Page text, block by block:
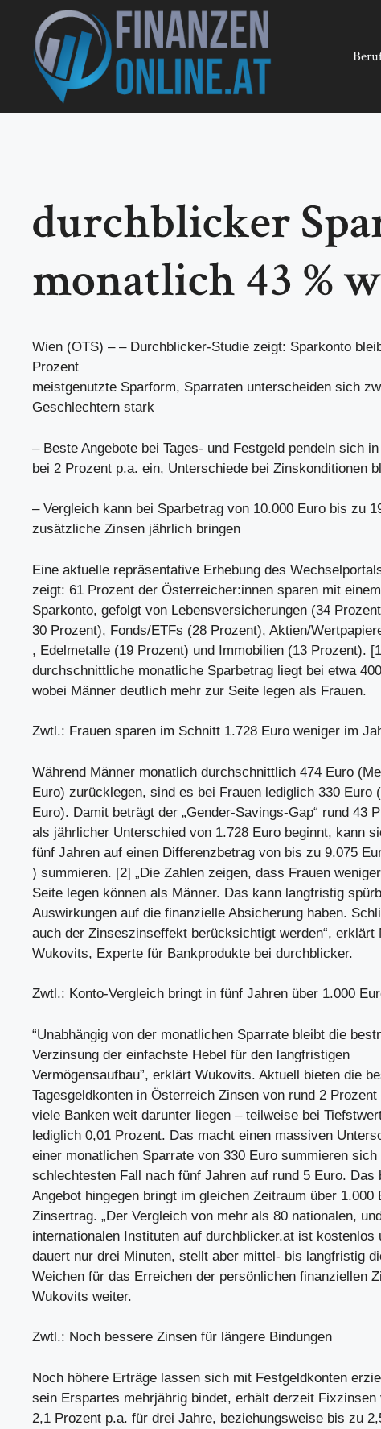
springen
durchblicker
monatlich 43 %
Wien (OTS) – – Durchblicker-Studie zeigt: Sparkonto
Prozent
meistgenutzte Sparform, Sparraten unterscheiden sich
Geschlechtern stark
– Beste Angebote bei Tages- und Festgeld pendeln sich
bei 2 Prozent p.a. ein, Unterschiede bei Zinskonditionen
– Vergleich kann bei Sparbetrag von 10.000 Euro bis zu
zusätzliche Zinsen jährlich bringen
Eine aktuelle repräsentative Erhebung des
zeigt: 61 Prozent der Österreicher:innen sparen mit
Sparkonto, gefolgt von Lebensversicherungen (34
30 Prozent), Fonds/ETFs (28 Prozent), Aktien/
, Edelmetalle (19 Prozent) und Immobilien (13 Prozent).
durchschnittliche monatliche Sparbetrag liegt bei etwa
wobei Männer deutlich mehr zur Seite legen als Frauen.
Zwtl.: Frauen sparen im Schnitt 1.728 Euro weniger im
Während Männer monatlich durchschnittlich 474 Euro
Euro) zurücklegen, sind es bei Frauen lediglich 330 Euro
Euro). Damit beträgt der „Gender-Savings-Gap“ rund 43
als jährlicher Unterschied von 1.728 Euro beginnt, kann
fünf Jahren auf einen Differenzbetrag von bis zu 9.075
) summieren. [2] „Die Zahlen zeigen, dass Frauen
Seite legen können als Männer. Das kann langfristig
Auswirkungen auf die finanzielle Absicherung haben.
auch der Zinseszinseffekt berücksichtigt werden“, erklärt
Wukovits, Experte für Bankprodukte bei durchblicker.
Zwtl.: Konto-Vergleich bringt in fünf Jahren über 1.000
“Unabhängig von der monatlichen Sparrate bleibt die
Verzinsung der einfachste Hebel für den langfristigen
Vermögensaufbau”, erklärt Wukovits. Aktuell bieten die
Tagesgeldkonten in Österreich Zinsen von rund 2
viele Banken weit darunter liegen – teilweise bei
lediglich 0,01 Prozent. Das macht einen massiven
einer monatlichen Sparrate von 330 Euro summieren sich
schlechtesten Fall nach fünf Jahren auf rund 5 Euro. Das
Angebot hingegen bringt im gleichen Zeitraum über 1.000
Zinsertrag. „Der Vergleich von mehr als 80 nationalen,
internationalen Instituten auf durchblicker.at ist kostenlos
dauert nur drei Minuten, stellt aber mittel- bis langfristig
Weichen für das Erreichen der persönlichen finanziellen
Wukovits weiter.
Zwtl.: Noch bessere Zinsen für längere Bindungen
Noch höhere Erträge lassen sich mit Festgeldkonten
sein Erspartes mehrjährig bindet, erhält derzeit Fixzinsen
2,1 Prozent p.a. für drei Jahre, beziehungsweise bis zu